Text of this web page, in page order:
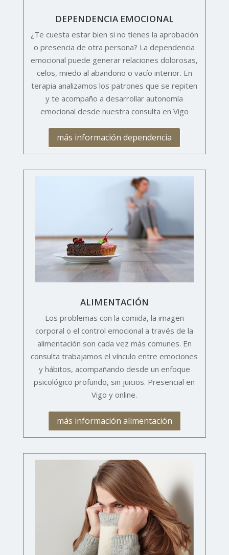
DEPENDENCIA EMOCIONAL
¿Te cuesta estar bien si no tienes la aprobación
o presencia de otra persona? La dependencia
emocional puede generar relaciones dolorosas,
celos, miedo al abandono o vacío interior. En
terapia analizamos los patrones que se repiten
y te acompaño a desarrollar autonomía
emocional desde nuestra consulta en Vigo
más información dependencia
ALIMENTACIÓN
Los problemas con la comida, la imagen
corporal o el control emocional a través de la
alimentación son cada vez más comunes. En
consulta trabajamos el vínculo entre emociones
y hábitos, acompañando desde un enfoque
psicológico profundo, sin juicios. Presencial en
Vigo y online.
más información alimentación